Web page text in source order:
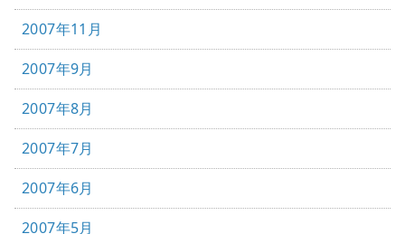
2007年11月
2007年9月
2007年8月
2007年7月
2007年6月
2007年5月